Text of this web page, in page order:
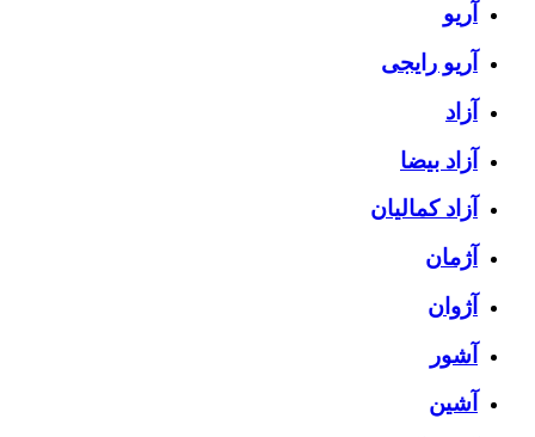
آریو
آریو رایجی
آزاد
آزاد بیضا
آزاد کمالیان
آژمان
آژوان
آشور
آشین